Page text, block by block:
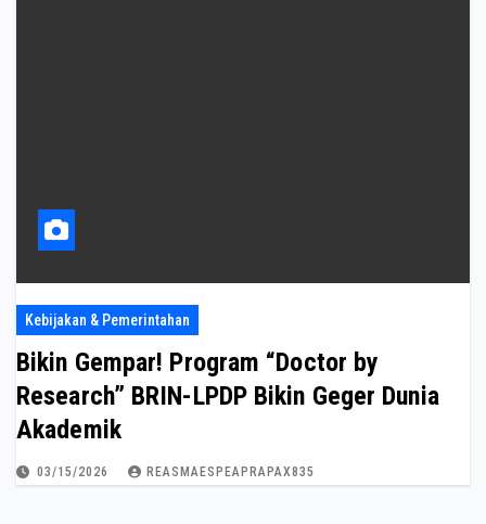
Kebijakan & Pemerintahan
Bikin Gempar! Program “Doctor by
Research” BRIN-LPDP Bikin Geger Dunia
Akademik
03/15/2026 REASMAESPEAPRAPAX835